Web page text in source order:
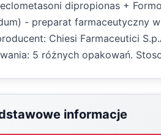
dipropionas +
- preparat farmaceutyczny
Chiesi Farmaceutici
5 różnych opakowań.
informacje